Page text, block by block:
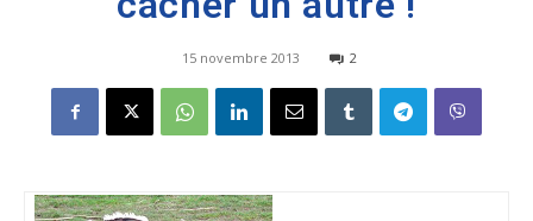
15 novembre 2013 2